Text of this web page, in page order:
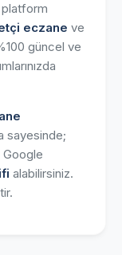
eczane ve
güncel ve
sayesinde;
Google
alabilirsiniz.